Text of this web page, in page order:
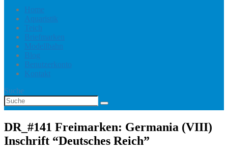
Home
Aquaristik
Teich
Briefmarken
Modellbahn
Blog
Benutzerkonto
Kontakt
Suche
DR_#141 Freimarken: Germania (VIII)
Inschrift “Deutsches Reich”